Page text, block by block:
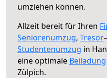
umziehen können.
Allzeit bereit für Ihren
Seniorenumzug, Tresor
Studentenumzug in
eine optimale Beiladung
Zülpich.